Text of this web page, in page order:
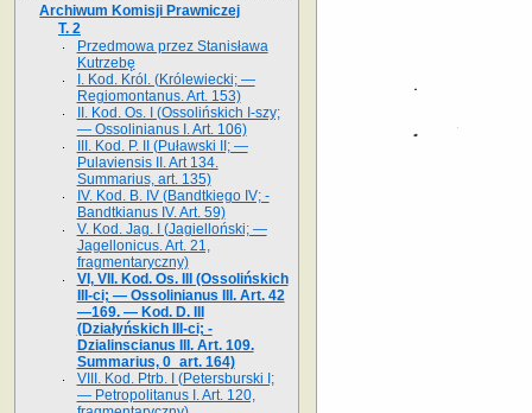
Archiwum Komisji Prawniczej
T. 2
Przedmowa przez Stanisława
Kutrzebę
I. Kod. Król. (Królewiecki; —
Regiomontanus. Art. 153)
II. Kod. Os. I (Ossolińskich I-szy;
— Ossolinianus I. Art. 106)
III. Kod. P. II (Puławski II; —
Pulaviensis II. Art 134.
Summarius, art. 135)
IV. Kod. B. IV (Bandtkiego IV; -
Bandtkianus IV. Art. 59)
V. Kod. Jag. I (Jagielloński; —
Jagellonicus. Art. 21,
fragmentaryczny)
VI, VII. Kod. Os. III (Ossolińskich
III-ci; — Ossolinianus III. Art. 42
—169. — Kod. D. III
(Działyńskich III-ci; -
Dzialinscianus III. Art. 109.
Summarius, 0_art. 164)
VIII. Kod. Ptrb. I (Petersburski I;
— Petropolitanus I. Art. 120,